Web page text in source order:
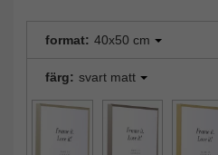
format: 40x50 cm
färg: svart matt